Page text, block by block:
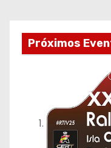
Próximos